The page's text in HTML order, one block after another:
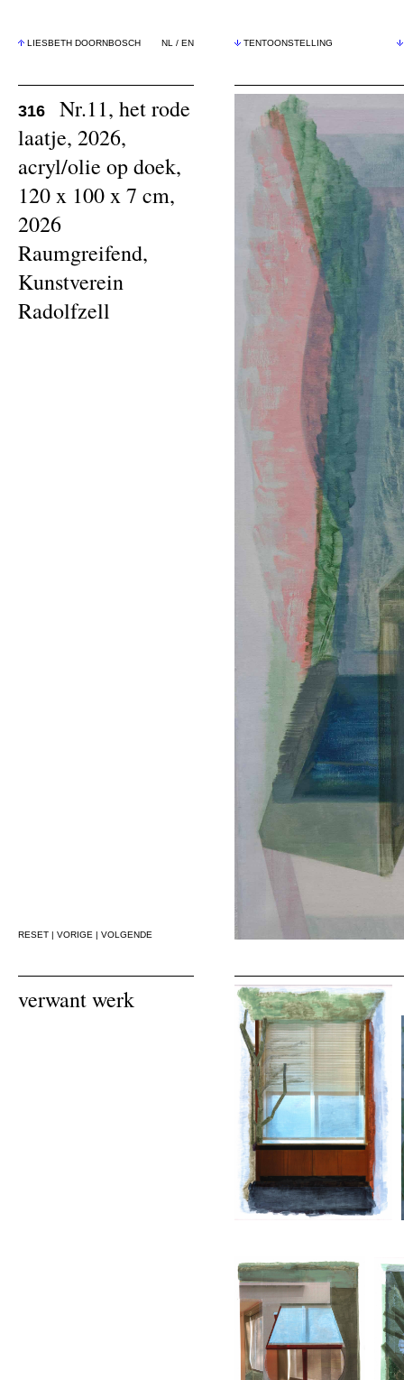
LIESBETH DOORNBOSCH NL / EN TENTOONSTELLING
316
Nr.11, het rode
laatje, 2026,
acryl/olie op doek,
120 x 100 x 7 cm,
2026
Raumgreifend,
Kunstverein
Radolfzell
RESET VORIGE VOLGENDE
verwant werk